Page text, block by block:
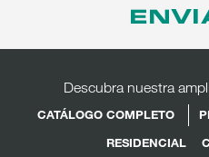
Descubra nuestra
CATÁLOGO COMPLETO
RESIDENCIAL